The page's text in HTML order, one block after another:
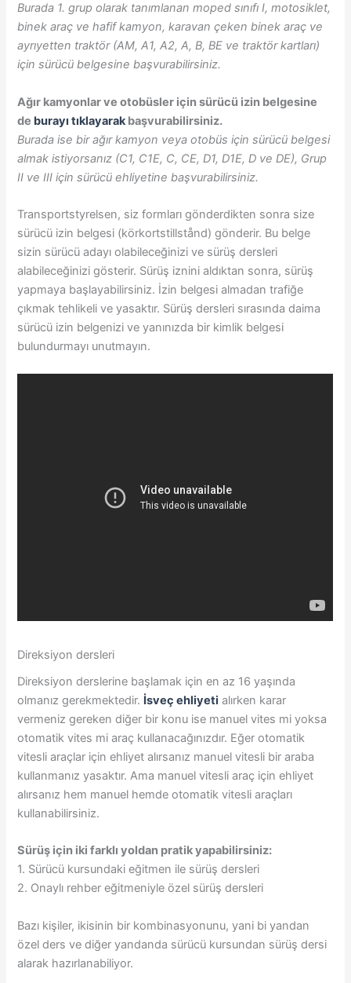
Burada 1. grup olarak tanımlanan moped sınıfı I, motosiklet,
binek araç ve hafif kamyon, karavan çeken binek araç ve
ayrıyetten traktör (AM, A1, A2, A, B, BE ve traktör kartları)
için sürücü belgesine başvurabilirsiniz.
Ağır kamyonlar ve otobüsler için sürücü izin belgesine
de burayı tıklayarak başvurabilirsiniz.
Burada ise bir ağır kamyon veya otobüs için sürücü belgesi
almak istiyorsanız (C1, C1E, C, CE, D1, D1E, D ve DE), Grup
II ve III için sürücü ehliyetine başvurabilirsiniz.
Transportstyrelsen, siz formları gönderdikten sonra size
sürücü izin belgesi (körkortstillstånd) gönderir. Bu belge
sizin sürücü adayı olabileceğinizi ve sürüş dersleri
alabileceğinizi gösterir. Sürüş iznini aldıktan sonra, sürüş
yapmaya başlayabilirsiniz. İzin belgesi almadan trafiğe
çıkmak tehlikeli ve yasaktır. Sürüş dersleri sırasında daima
sürücü izin belgenizi ve yanınızda bir kimlik belgesi
bulundurmayı unutmayın.
Direksiyon dersleri
Direksiyon derslerine başlamak için en az 16 yaşında
olmanız gerekmektedir. İsveç ehliyeti alırken karar
vermeniz gereken diğer bir konu ise manuel vites mi yoksa
otomatik vites mi araç kullanacağınızdır. Eğer otomatik
vitesli araçlar için ehliyet alırsanız manuel vitesli bir araba
kullanmanız yasaktır. Ama manuel vitesli araç için ehliyet
alırsanız hem manuel hemde otomatik vitesli araçları
kullanabilirsiniz.
Sürüş için iki farklı yoldan pratik yapabilirsiniz:
1. Sürücü kursundaki eğitmen ile sürüş dersleri
2. Onaylı rehber eğitmeniyle özel sürüş dersleri
Bazı kişiler, ikisinin bir kombinasyonunu, yani bi yandan
özel ders ve diğer yandanda sürücü kursundan sürüş dersi
alarak hazırlanabiliyor.